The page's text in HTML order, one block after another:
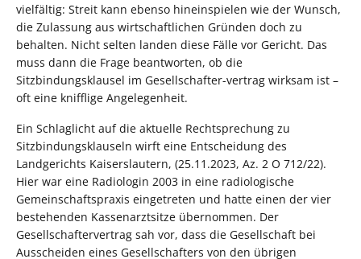
vielfältig: Streit kann ebenso hineinspielen wie der Wunsch,
die Zulassung aus wirtschaftlichen Gründen doch zu
behalten. Nicht selten landen diese Fälle vor Gericht. Das
muss dann die Frage beantworten, ob die
Sitzbindungsklausel im Gesellschafter-vertrag wirksam ist –
oft eine knifflige Angelegenheit.
Ein Schlaglicht auf die aktuelle Rechtsprechung zu
Sitzbindungsklauseln wirft eine Entscheidung des
Landgerichts Kaiserslautern, (25.11.2023, Az. 2 O 712/22).
Hier war eine Radiologin 2003 in eine radiologische
Gemeinschaftspraxis eingetreten und hatte einen der vier
bestehenden Kassenarztsitze übernommen. Der
Gesellschaftervertrag sah vor, dass die Gesellschaft bei
Ausscheiden eines Gesellschafters von den übrigen